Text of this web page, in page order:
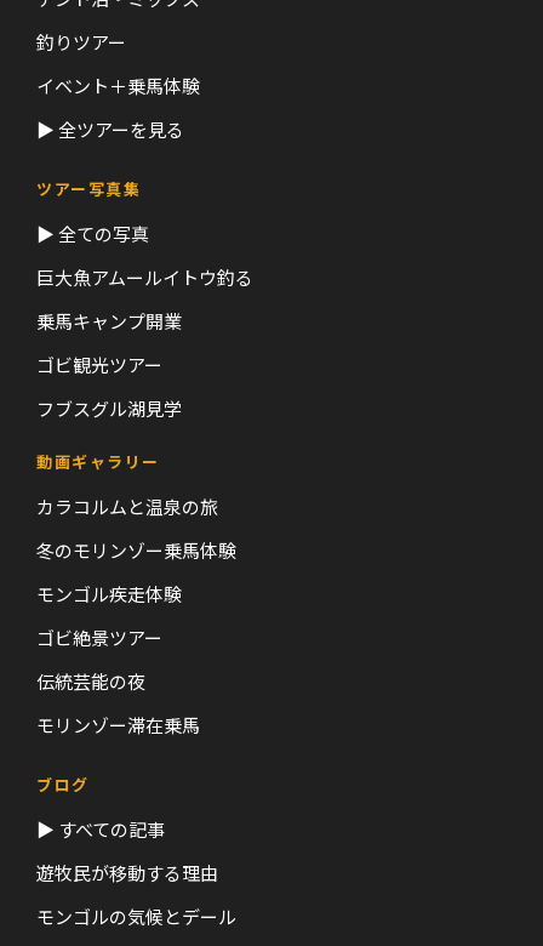
釣りツアー
イベント＋乗馬体験
▶ 全ツアーを見る
ツアー写真集
▶ 全ての写真
巨大魚アムールイトウ釣る
乗馬キャンプ開業
ゴビ観光ツアー
フブスグル湖見学
動画ギャラリー
カラコルムと温泉の旅
冬のモリンゾー乗馬体験
モンゴル疾走体験
ゴビ絶景ツアー
伝統芸能の夜
モリンゾー滞在乗馬
ブログ
▶ すべての記事
遊牧民が移動する理由
モンゴルの気候とデール